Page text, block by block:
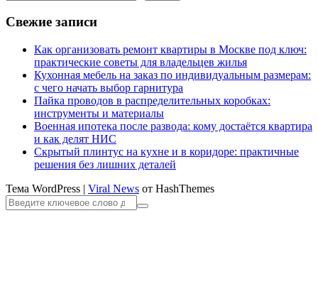
Свежие записи
Как организовать ремонт квартиры в Москве под ключ:
практические советы для владельцев жилья
Кухонная мебель на заказ по индивидуальным размерам:
с чего начать выбор гарнитура
Пайка проводов в распределительных коробках:
инструменты и материалы
Военная ипотека после развода: кому достаётся квартира
и как делят НИС
Скрытый плинтус на кухне и в коридоре: практичные
решения без лишних деталей
Тема WordPress | Viral News от HashThemes